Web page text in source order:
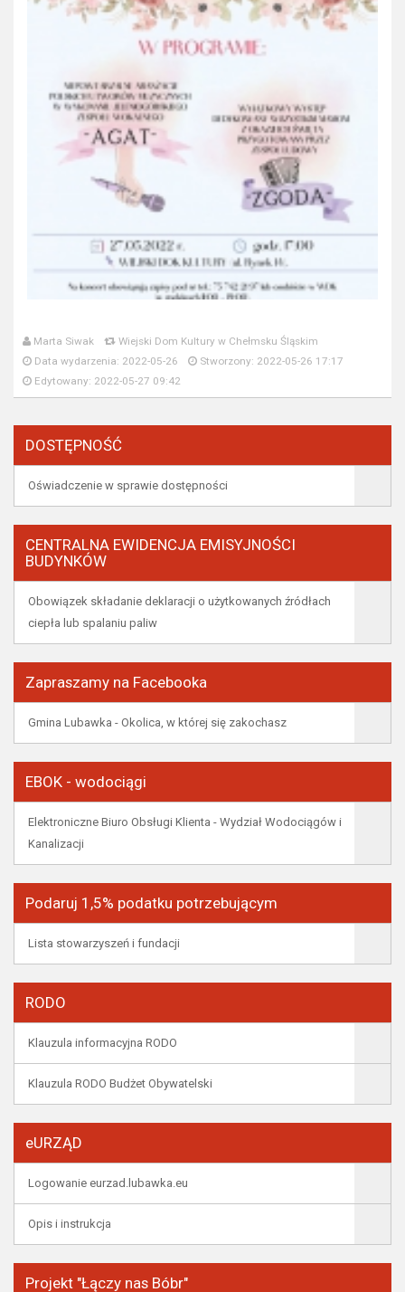
Marta Siwak
Wiejski Dom Kultury w Chełmsku Śląskim
Data wydarzenia: 2022-05-26
Stworzony: 2022-05-26 17:17
Edytowany: 2022-05-27 09:42
DOSTĘPNOŚĆ
Oświadczenie w sprawie dostępności
CENTRALNA EWIDENCJA EMISYJNOŚCI
BUDYNKÓW
Obowiązek składanie deklaracji o użytkowanych źródłach
ciepła lub spalaniu paliw
Zapraszamy na Facebooka
Gmina Lubawka - Okolica, w której się zakochasz
EBOK - wodociągi
Elektroniczne Biuro Obsługi Klienta - Wydział Wodociągów i
Kanalizacji
Podaruj 1,5% podatku potrzebującym
Lista stowarzyszeń i fundacji
RODO
Klauzula informacyjna RODO
Klauzula RODO Budżet Obywatelski
eURZĄD
Logowanie eurzad.lubawka.eu
Opis i instrukcja
Projekt "Łączy nas Bóbr"